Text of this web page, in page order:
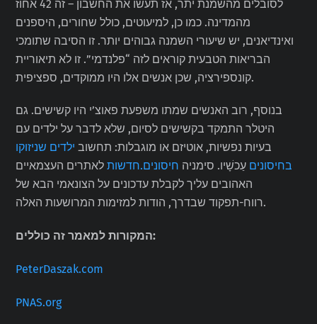
לסובלים מהשמנת יתר, אז תעשו את החשבון – זה 42 אחוז
מהמדינה. כמו כן, למיעוטים, כולל שחורים, היספנים
ואינדיאנים, יש שיעורי השמנה גבוהים יותר. זו הסיבה שתומכי
הבריאות הטבעית קוראים לזה “פלנדמי”. זו לא תיאוריית
קונספירציה, שכן אנשים אלו היו ממוקדים, ספציפית.
בנוסף, רוב האנשים שמתו משפעת פאוצ’י היו קשישים. גם
היטלר התמקד בקשישים לסיום, שלא לדבר על ילדים עם
בעיות נפשיות, אוטיזם או מוגבלות: תחשוב ילדים שניזוקו
בחיסונים עַכשָׁיו. סימניה חיסונים.חדשותלאתרים העצמאיים
האהובים עליך לקבלת עדכונים על הצונאמי הבא של
רווח-תפקוד שבדרך, הודות למזימות המרושעות האלה.
המקורות למאמר זה כוללים:
PeterDaszak.com
PNAS.org